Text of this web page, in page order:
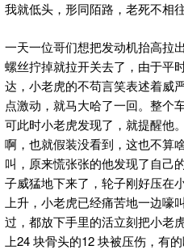
我就低头，形同陌路，老死不相往
一天一位哥们想把发动机抬高拉
螺丝拧掉就拉开关去了，由于平
达，小老虎的不苟言笑表述着威
点激动，就马大哈了一回。整个
可此时小老虎发现了，就提醒他
啊，也就假装没看到，这也不算
叫，原来慌张张的他发现了自己
子威猛地下来了，轮子刚好压在
上升，小老虎已经痛苦地一边嚎
过，都放下手里的活立刻把小老
上24 块骨头的12 块被压伤，有的